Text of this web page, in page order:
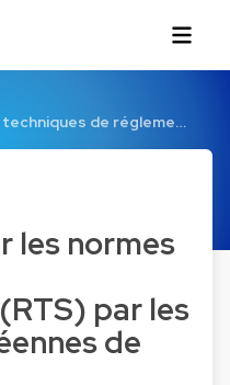
de régleme…
les normes
par les
de